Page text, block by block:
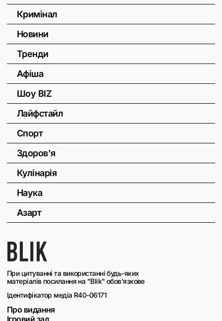
При цитуванні та використанні будь-яких
матеріалів посилання на "Blik" обов'язкове
Ідентифікатор медіа R40-06171
Про видання
Ігровий зал
Кримінал
Новини
Тренди
Афіша
Шоу BIZ
Лайфстайл
Спорт
Здоров'я
Кулінарія
Наука
Азарт